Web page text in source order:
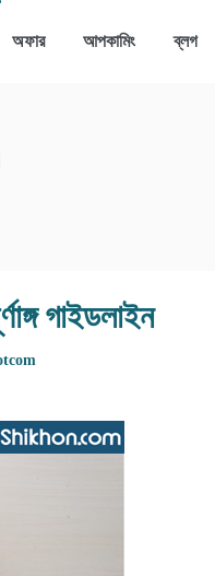
অফার আপকামিং ব্লগ
গাইডলাইন